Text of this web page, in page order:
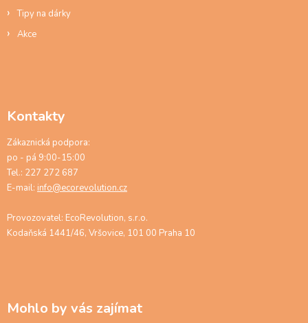
Tipy na dárky
Akce
Kontakty
Zákaznická podpora:
po - pá 9:00-15:00
Tel.: 227 272 687
E-mail: info@ecorevolution.cz
Provozovatel: EcoRevolution, s.r.o.
Kodaňská 1441/46, Vršovice, 101 00 Praha 10
Mohlo by vás zajímat